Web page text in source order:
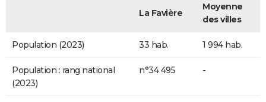
La Favière
Moyenne
des villes
Population (2023) 33 hab. 1 994 hab.
Population : rang national
(2023)
n°34 495 -